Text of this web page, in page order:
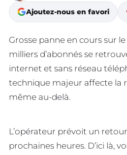
Ajoutez-nous en favori
Grosse panne en cours sur
milliers d’abonnés se
internet et sans réseau
technique majeur affecte la
même au-delà.
L’opérateur prévoit un
prochaines heures. D’ici là,